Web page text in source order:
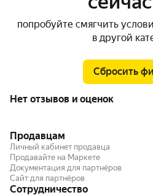
попробуйте смягчить
в другой
Сбросить
Нет отзывов и оценок
Продавцам
Личный кабинет продавца
Продавайте на Маркете
Документация для партнёров
Сайт для партнёров
Сотрудничество